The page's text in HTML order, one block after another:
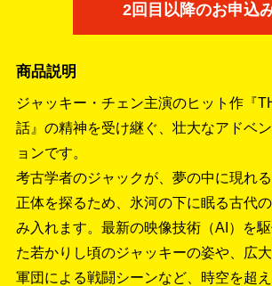
2回目以降のお申込
商品説明
ジャッキー・チェン主演のヒット作『
話』の精神を受け継ぐ、壮大なアドベ
ョンです。
考古学者のジャックが、夢の中に現れ
正体を探るため、氷河の下に眠る古代
み入れます。最新の映像技術（AI）を
た若かりし頃のジャッキーの姿や、広
軍団による戦闘シーンなど、時空を超